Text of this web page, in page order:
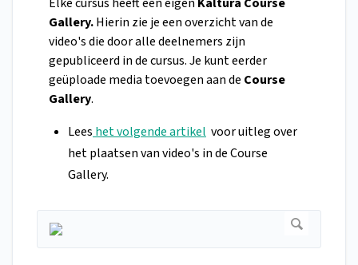
Gallery.Hierin zie je een overzicht van de
video's die door alle deelnemers zijn
gepubliceerd in de cursus. Je kunt eerder
geüploade media toevoegen aan de Course
Gallery.
Lees het volgende artikel voor uitleg over
het plaatsen van video's in de Course
Gallery.